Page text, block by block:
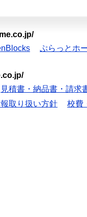
ぷらっとホ
見積書・納品書・請求
取り扱い方針 校費